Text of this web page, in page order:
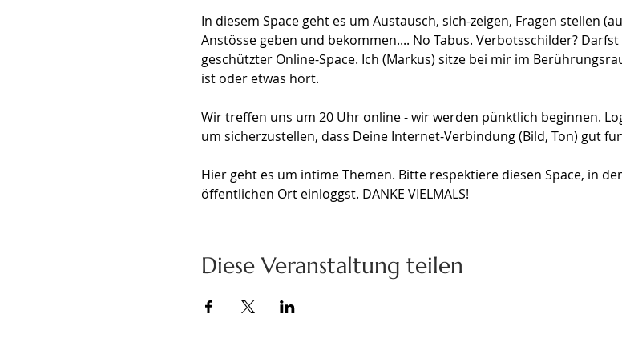
In diesem Space geht es um Austausch, sich-zeigen, Fragen stellen
Anstösse geben und bekommen.... No Tabus. Verbotsschilder?
geschützter Online-Space. Ich (Markus) sitze bei mir im
ist oder etwas hört.
Wir treffen uns um 20 Uhr online - wir werden pünktlich beginnen.
um sicherzustellen, dass Deine Internet-Verbindung (Bild, Ton) gut
Hier geht es um intime Themen. Bitte respektiere diesen Space, in
öffentlichen Ort einloggst. DANKE VIELMALS!
Diese Veranstaltung teilen